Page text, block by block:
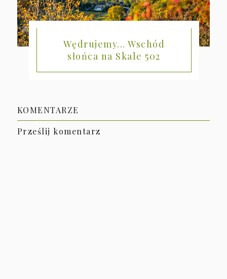
Wędrujemy... Wschód
słońca na Skale 502
KOMENTARZE
Prześlij komentarz